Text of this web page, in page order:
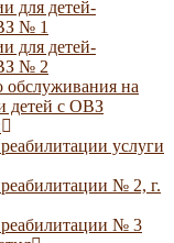
для детей-
№ 1
для детей-
№ 2
обслуживания на
детей с ОВЗ
услуги
№ 2, г.
№ 3